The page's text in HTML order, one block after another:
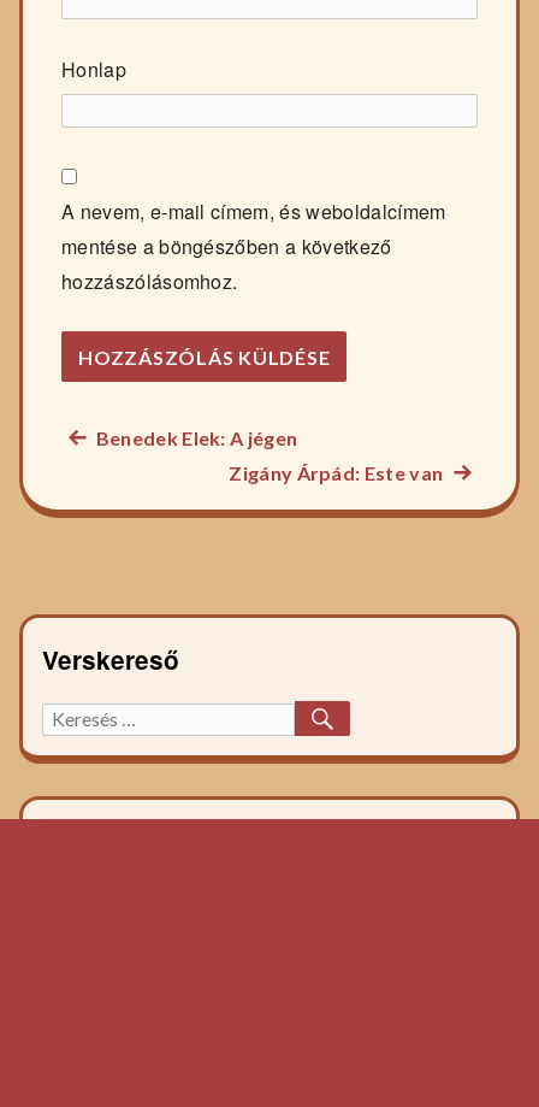
Honlap
A nevem, e-mail címem, és weboldalcímem
mentése a böngészőben a következő
hozzászólásomhoz.
Bejegyzés
navigáció
Előző
recept:
Benedek Elek: A jégen
Zigány Árpád: Este van
főzelék
Verskereső
Keresett
főzelék